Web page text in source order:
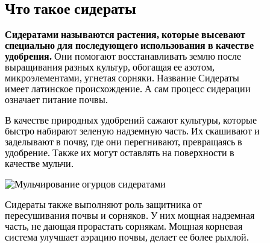
Что такое сидераты
Сидератами называются растения, которые высевают
специально для последующего использования в качестве
удобрения. Они помогают восстанавливать землю после
выращивания разных культур, обогащая ее азотом,
микроэлементами, угнетая сорняки. Название Сидераты
имеет латинское происхождение. А сам процесс сидерации
означает питание почвы.
В качестве природных удобрений сажают культуры, которые
быстро набирают зеленую надземную часть. Их скашивают и
заделывают в почву, где они перегнивают, превращаясь в
удобрение. Также их могут оставлять на поверхности в
качестве мульчи.
Сидераты также выполняют роль защитника от
пересушивания почвы и сорняков. У них мощная надземная
часть, не дающая прорастать сорнякам. Мощная корневая
система улучшает аэрацию почвы, делает ее более рыхлой.